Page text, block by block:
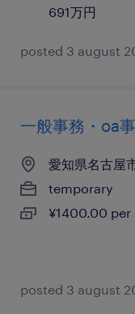
691万円
posted 3 august
一般事務・oa
愛知県名古屋
temporary
¥1400.00 per
posted 3 august